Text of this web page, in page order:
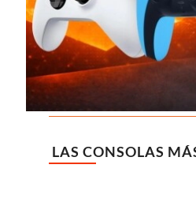
LAS CONSOLAS